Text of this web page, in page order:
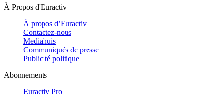
À Propos d'Euractiv
À propos d’Euractiv
Contactez-nous
Mediahuis
Communiqués de presse
Publicité politique
Abonnements
Euractiv Pro